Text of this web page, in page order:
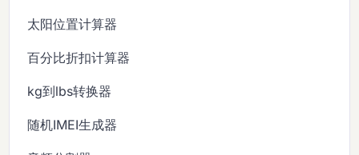
太阳位置计算器
百分比折扣计算器
kg到lbs转换器
随机IMEI生成器